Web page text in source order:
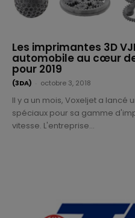
Les imprimantes 3D
automobile au cœur
pour 2019
(3DA) octobre 3, 2018
Il y a un mois, Voxeljet a
spéciaux pour sa gamme
vitesse. L'entreprise...